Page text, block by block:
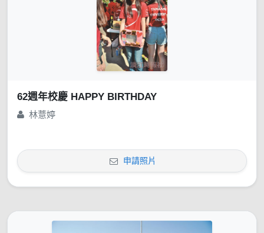
62週年校慶 HAPPY BIRTHDAY
林薏婷
申請照片